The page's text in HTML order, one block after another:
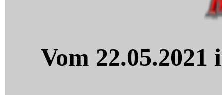
Vom